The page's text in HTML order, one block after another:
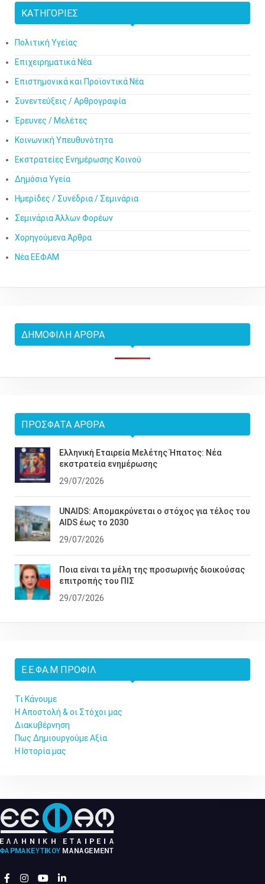
ΚΑΤΗΓΟΡΊΕΣ
Πολιτική Υγείας
Επιχειρηματικά Νέα
Επιστημονικά και Προϊοντικά Νέα
Συνεντεύξεις / Αρθρογραφία
Έρευνες / Μελέτες
Κοινωνική Υπευθυνότητα
Εκστρατείες Ενημέρωσης Κοινού
Δημόσια Υγεία
Ημερίδες / Συνέδρια / Σεμινάρια
Σεμινάρια Άλλων Φορέων
Χορηγούμενα Άρθρα
Νέα ΕΕΦΑΜ
ΔΗΜΟΦΙΛΉ ΆΡΘΡΑ
ΠΡΌΣΦΑΤΑ ΆΡΘΡΑ
Ελληνική Εταιρεία Μελέτης Ήπατος: Νέα
εκστρατεία ενημέρωσης
29/07/2026
UNAIDS: Απομακρύνεται ο στόχος για τέλος του
AIDS έως το 2030
29/07/2026
Ποια είναι τα μέλη της προσωρινής διοικούσας
επιτροπής του ΠΙΣ
29/07/2026
Ε.Ε.ΦΑ.Μ ΠΡΟΦΊΛ
Τι Κάνουμε
Η Αποστολή & οι Στόχοι μας
Διακυβέρνηση
Πως Δημιουργούμε Αξία
Η Ιστορία μας